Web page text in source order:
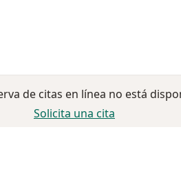
de citas en línea no está
Solicita una cita